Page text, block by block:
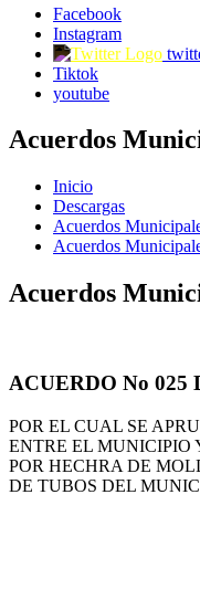
Facebook
Instagram
Tiktok
youtube
Acuerdos
Inicio
Descargas
Acuerdos
Acuerdos
Acuerdos
ACUERDO No 025
POR EL CUAL SE
ENTRE EL MUNICIPIO
POR HECHRA DE
DE TUBOS DEL